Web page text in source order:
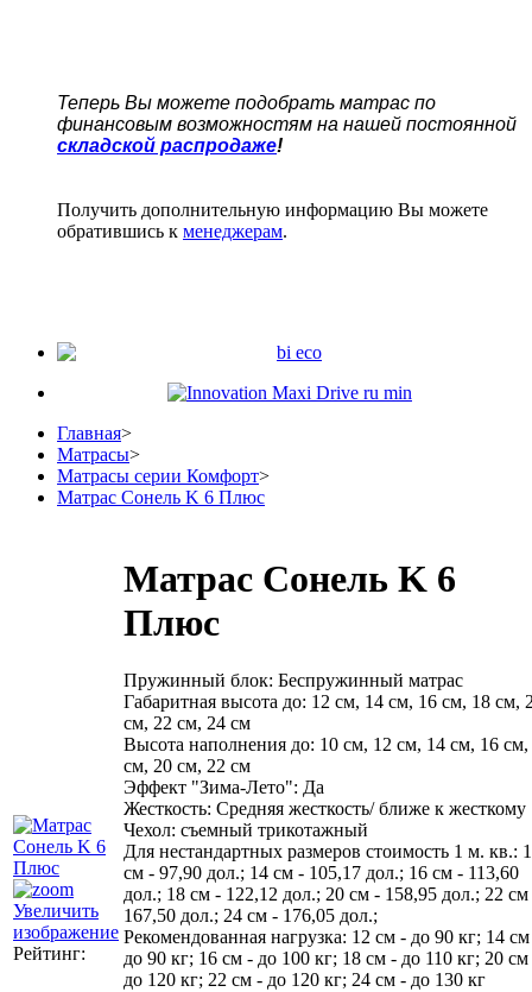
Теперь Вы можете подобрать матрас по
финансовым возможностям на нашей постоянной
складской распродаже!
Получить дополнительную информацию Вы можете
обратившись к менеджерам.
Главная>
Матрасы>
Матрасы серии Комфорт>
Матрас Сонель K 6 Плюс
Увеличить
изображение
Рейтинг:
Матрас Сонель K 6
Плюс
Пружинный блок: Беспружинный матрас
Габаритная высота до: 12 см, 14 см, 16 см, 18 см,
см, 22 см, 24 см
Высота наполнения до: 10 см, 12 см, 14 см, 16 см,
см, 20 см, 22 см
Эффект "Зима-Лето": Да
Жесткость: Средняя жесткость/ ближе к жесткому
Чехол: съемный трикотажный
Для нестандартных размеров стоимость 1 м. кв.:
см - 97,90 дол.; 14 см - 105,17 дол.; 16 см - 113,60
дол.; 18 см - 122,12 дол.; 20 см - 158,95 дол.; 22 см
167,50 дол.; 24 см - 176,05 дол.;
Рекомендованная нагрузка: 12 см - до 90 кг; 14
до 90 кг; 16 см - до 100 кг; 18 см - до 110 кг; 20 см
до 120 кг; 22 см - до 120 кг; 24 см - до 130 кг